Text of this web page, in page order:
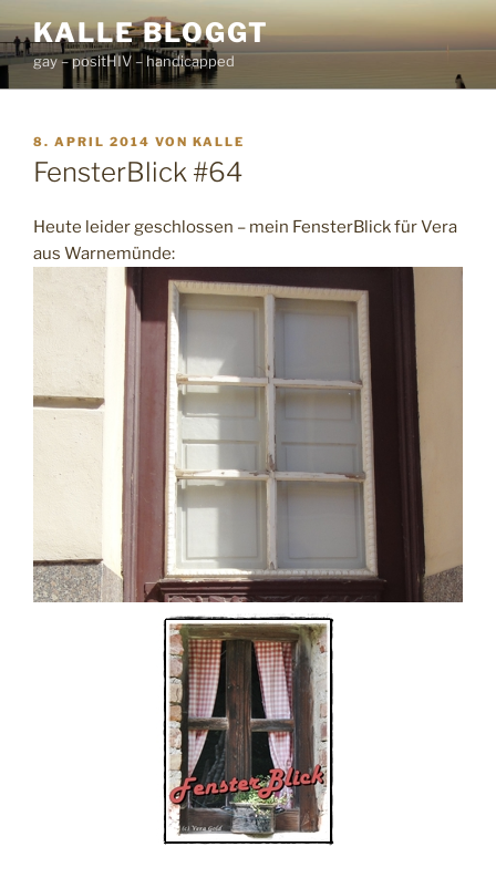
Inhalt
springen
KALLE BLOGGT
gay – positHIV – handicapped
VERÖFFENTLICHT
AM
8. APRIL 2014 VON KALLE
FensterBlick #64
Heute leider geschlossen – mein FensterBlick für Vera
aus Warnemünde: